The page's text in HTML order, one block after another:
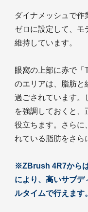
ダイナメッシュで
ゼロに設定して、モ
維持しています。
眼窩の上部に赤で「
のエリアは、脂肪と
過ごされています。
を強調しておくと、
役立ちます。さらに
れている脂肪をさら
※ZBrush 4R7から
により、高いサブデ
ルタイムで行えます。